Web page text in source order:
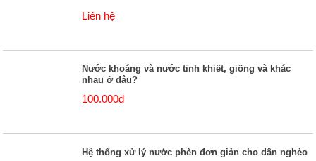
Liên hệ
Nước khoáng và nước tinh khiết, giống và khác
nhau ở đâu?
100.000đ
Hệ thống xử lý nước phèn đơn giản cho dân nghèo